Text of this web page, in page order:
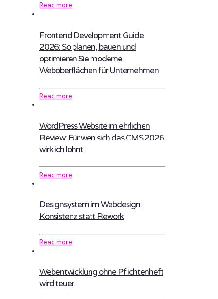
Read more
Frontend Development Guide
2026: So planen, bauen und
optimieren Sie moderne
Weboberflächen für Unternehmen
Read more
WordPress Website im ehrlichen
Review: Für wen sich das CMS 2026
wirklich lohnt
Read more
Designsystem im Webdesign:
Konsistenz statt Rework
Read more
Webentwicklung ohne Pflichtenheft
wird teuer